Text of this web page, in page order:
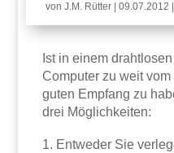
vonJ.M. Rütter |09.07.2012
Ist in einem
Computer zu weit
guten Empfang zu
drei Möglichkeiten:
Entweder Sie